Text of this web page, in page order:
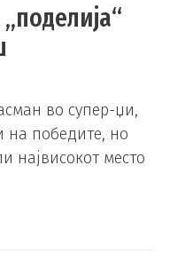
во супер-џи,
на победите, но
највисокот место